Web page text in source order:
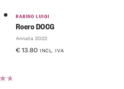
RABINO LUIGI
Roero DOCG
Annata 2022
€13.80 INCL. IVA